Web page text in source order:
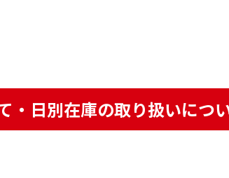
・日別在庫の取り扱いにつ